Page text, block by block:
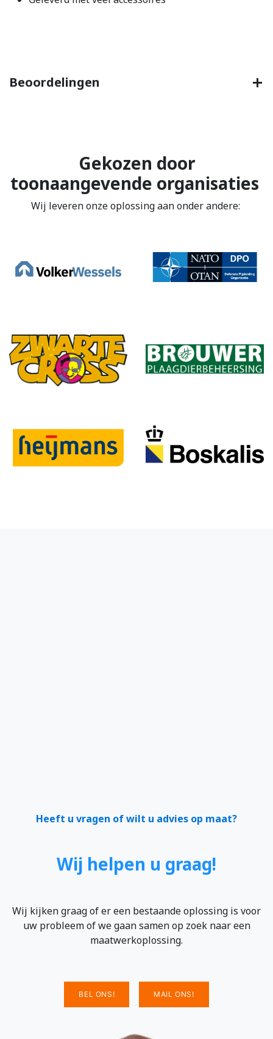
Beoordelingen
Gekozen door
toonaangevende organisaties
Wij leveren onze oplossing aan onder andere:
Heeft u vragen of wilt u advies op maat?
Wij helpen u graag!
Wij kijken graag of er een bestaande oplossing is voor
uw probleem of we gaan samen op zoek naar een
maatwerkoplossing.
BEL ONS! MAIL ONS!